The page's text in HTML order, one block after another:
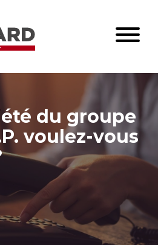
du groupe
voulez-vous